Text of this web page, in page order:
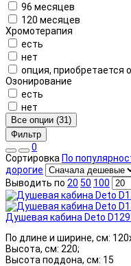
96 месяцев
120 месяцев
Хромотерапия
есть
нет
опция, приобретается
Озонирование
есть
нет
Все опции (31)
Фильтр
0
Сортировка По
дорогие
Выводить по 20 50 100
Душевая кабина Deto
По длине и ширине, см:
Высота, см: 220;
Высота поддона, см: 15